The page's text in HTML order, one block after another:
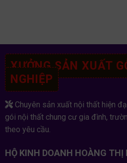
XƯỞNG SẢN XUẤT
NGHIỆP
Chuyên sản xuất nội thất hiện
gói nội thất chung cư gia đình,
theo yêu cầu.
HỘ KINH DOANH HOÀNG THỊ